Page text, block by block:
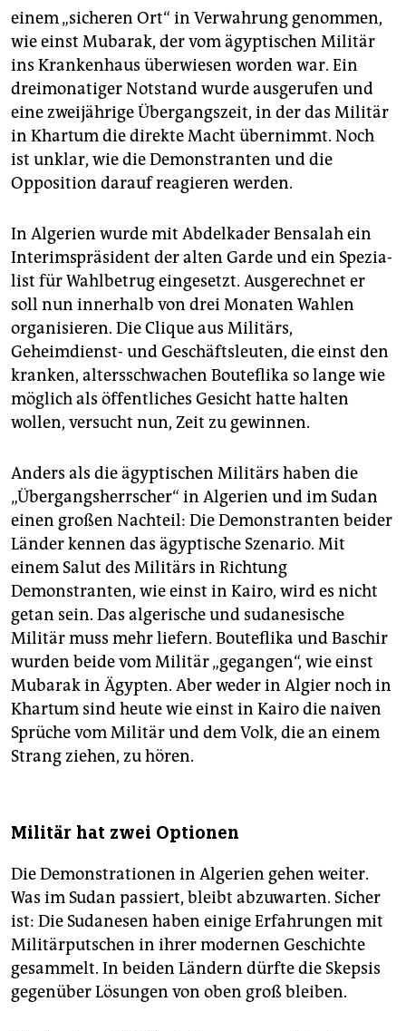
einem „sicheren Ort“ in Verwahrung genommen,
wie einst Mubarak, der vom ägyptischen Militär
ins Krankenhaus überwiesen worden war. Ein
dreimonatiger Notstand wurde ausgerufen und
eine zweijährige Übergangszeit, in der das Militär
in Khartum die direkte Macht übernimmt. Noch
ist unklar, wie die Demonstranten und die
Opposition darauf reagieren werden.
In Algerien wurde mit Abdelkader Bensalah ein
Interimspräsident der alten Garde und ein Spezia­
list für Wahlbetrug eingesetzt. Ausgerechnet er
soll nun innerhalb von drei Monaten Wahlen
organisieren. Die Clique aus Militärs,
Geheimdienst- und Geschäftsleuten, die einst den
kranken, altersschwachen Bouteflika so lange wie
möglich als öffentliches Gesicht hatte halten
wollen, versucht nun, Zeit zu gewinnen.
Anders als die ägyptischen Militärs haben die
„Übergangsherrscher“ in Algerien und im Sudan
einen großen Nachteil: Die Demonstranten beider
Länder kennen das ägyptische Szenario. Mit
einem Salut des Militärs in Richtung
Demonstranten, wie einst in Kairo, wird es nicht
getan sein. Das algerische und sudanesische
Militär muss mehr liefern. Bouteflika und Baschir
wurden beide vom Militär „gegangen“, wie einst
Mubarak in Ägypten. Aber weder in Algier noch in
Khartum sind heute wie einst in Kairo die naiven
Sprüche vom Militär und dem Volk, die an einem
Strang ziehen, zu hören.
Militär hat zwei Optionen
Die Demonstrationen in Algerien gehen weiter.
Was im Sudan passiert, bleibt abzuwarten. Sicher
ist: Die Sudanesen haben einige Erfahrungen mit
Militärputschen in ihrer modernen Geschichte
gesammelt. In beiden Ländern dürfte die Skepsis
gegenüber Lösungen von oben groß bleiben.